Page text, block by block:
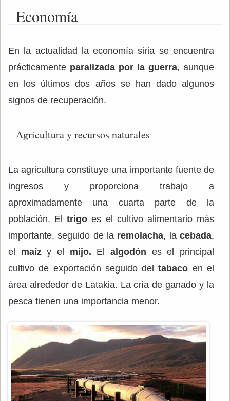
Economía
En la actualidad la economía siria se encuentra
prácticamente paralizada por la guerra, aunque
en los últimos dos años se han dado algunos
signos de recuperación.
Agricultura y recursos naturales
La agricultura constituye una importante fuente de
ingresos y proporciona trabajo a
aproximadamente una cuarta parte de la
población. El trigo es el cultivo alimentario más
importante, seguido de la remolacha, lacebada,
el maízy el mijo. Elalgodón es el principal
cultivo de exportación seguido deltabaco en el
área alrededor de Latakia. La cría de ganado y la
pesca tienen una importancia menor.